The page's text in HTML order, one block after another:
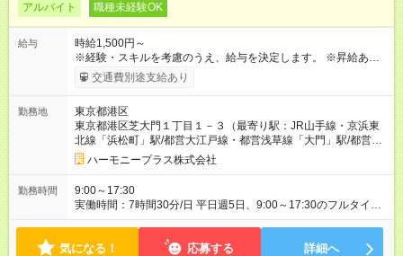
アルバイト 職種未経験OK
給与
時給1,500円～
※経験・スキルを考慮のうえ、給与を決定します。 ※昇給あり
（勤務実績・評価による） ※残業が発生した場合は、時間外手
当を全額支給します。 ※交通費支給（月額上限50,000円／当社
間中も給与・待遇に変更はありません。 【試用期間】試用期間
あり 試用期間の長さ：3ヶ月 雇用形態、給与は本採用時と同じ
です。
交通費別途支給あり
勤務地
東京都港区
東京都港区芝大門１丁目１－３（最寄り駅：JR山手線・京浜東
北線「浜松町」駅/都営大江戸線・都営浅草線「⼤⾨」駅/都営三
田線「御成⾨」駅）
ハーモニープラス株式会社
勤務時間
9:00～17:30
実働時間：7時間30分/日 平日週5日、9:00～17:30のフルタイム
勤務が基本です☆ 営業時間中は電話対応があるため、上記時間
は柔軟に対応します♪ ※原則、残業はありません
気になる！ 応募する 詳細へ